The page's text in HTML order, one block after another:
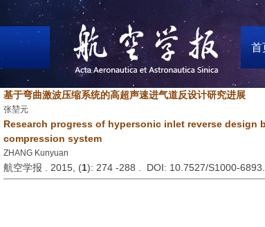
首
基于弯曲激波压缩系统的高超声速进气道反设计研究进展
张堃元
Research progress of hypersonic inlet reverse design
compression system
ZHANG Kunyuan
航空学报 . 2015, (1): 274 -288 . DOI: 10.7527/S1000-